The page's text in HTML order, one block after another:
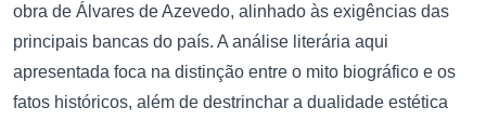
obra de Álvares de Azevedo, alinhado às exigências das
principais bancas do país. A análise literária aqui
apresentada foca na distinção entre o mito biográfico e os
fatos históricos, além de destrinchar a dualidade estética